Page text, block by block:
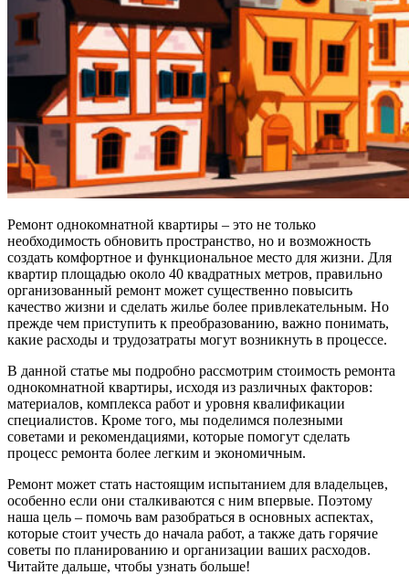
Ремонт однокомнатной квартиры – это не только
необходимость обновить пространство, но и возможность
создать комфортное и функциональное место для жизни. Для
квартир площадью около 40 квадратных метров, правильно
организованный ремонт может существенно повысить
качество жизни и сделать жилье более привлекательным. Но
прежде чем приступить к преобразованию, важно понимать,
какие расходы и трудозатраты могут возникнуть в процессе.
В данной статье мы подробно рассмотрим стоимость ремонта
однокомнатной квартиры, исходя из различных факторов:
материалов, комплекса работ и уровня квалификации
специалистов. Кроме того, мы поделимся полезными
советами и рекомендациями, которые помогут сделать
процесс ремонта более легким и экономичным.
Ремонт может стать настоящим испытанием для владельцев,
особенно если они сталкиваются с ним впервые. Поэтому
наша цель – помочь вам разобраться в основных аспектах,
которые стоит учесть до начала работ, а также дать горячие
советы по планированию и организации ваших расходов.
Читайте дальше, чтобы узнать больше!